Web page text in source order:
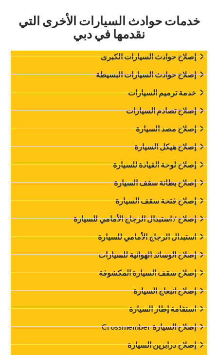
‏خدمات حوادث السيارات الأخرى التي
نقدمها في دبي‏
‏إصلاح حوادث السيارات الكبرى‏
‏إصلاح حوادث السيارات البسيطة‏
‏خدمة ترميم السيارات‏
‏إصلاح تصادم السيارات‏
‏إصلاح مصد السيارة‏
‏إصلاح هيكل السيارة‏
‏إصلاح لوحة القيادة للسيارة‏
‏إصلاح بطانة سقف السيارة‏
إصلاح فتحة سقف السيارة
‏إصلاح / استبدال الزجاج الأمامي للسيارة‏
‏استبدال الزجاج الأمامي للسيارة‏
إصلاح الوسائد الهوائية للسيارات
إصلاح سقف السيارة المكشوفة
‏إصلاح انبعاج السيارة‏
‏استقامة إطار السيارة‏
‏إصلاح السيارة Crossmember‏
‏إصلاح درابزين السيارة‏